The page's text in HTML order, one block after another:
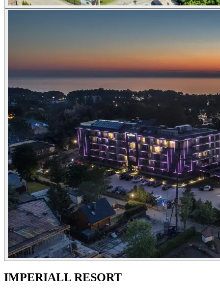
IMPERIALL RESORT